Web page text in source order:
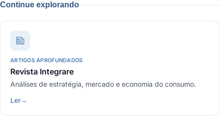
Continue explorando
ARTIGOS APROFUNDADOS
Revista Integrare
Análises de estratégia, mercado e economia do consumo.
Ler→